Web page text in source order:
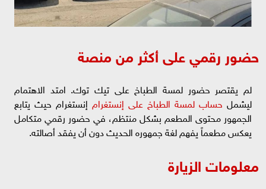
حضور رقمي على أكثر من منصة
لم يقتصر حضور لمسة الطباخ على تيك توك. امتد الاهتمام
ليشمل حساب لمسة الطباخ على إنستغرام إنستغرام حيث يتابع
الجمهور محتوى المطعم بشكل منتظم، في حضور رقمي متكامل
يعكس مطعماً يفهم لغة جمهوره الحديث دون أن يفقد أصالته.
معلومات الزيارة